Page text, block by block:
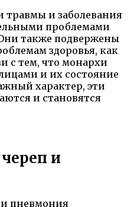
травмы и заболевания
проблемами
также подвержены
здоровья, как
с тем, что монархи
и их состояние
характер, эти
и становятся
и